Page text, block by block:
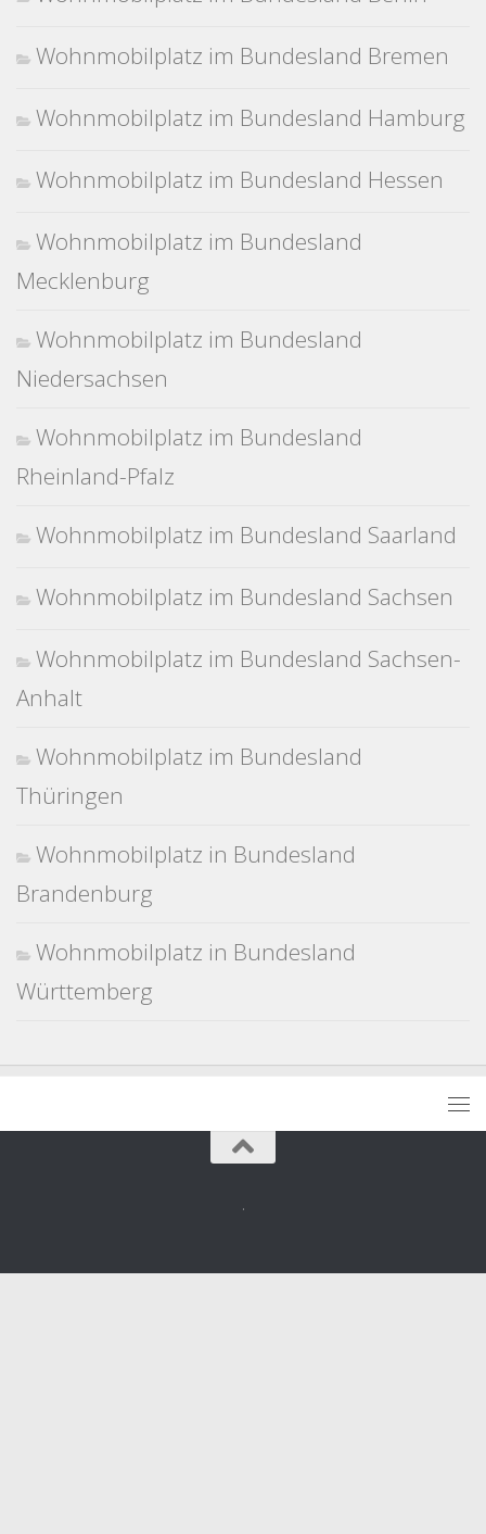
Wohnmobilplatz im Bundesland Bremen
Wohnmobilplatz im Bundesland Hamburg
Wohnmobilplatz im Bundesland Hessen
Wohnmobilplatz im Bundesland
Mecklenburg
Wohnmobilplatz im Bundesland
Niedersachsen
Wohnmobilplatz im Bundesland
Rheinland-Pfalz
Wohnmobilplatz im Bundesland Saarland
Wohnmobilplatz im Bundesland Sachsen
Wohnmobilplatz im Bundesland Sachsen-
Anhalt
Wohnmobilplatz im Bundesland
Thüringen
Wohnmobilplatz in Bundesland
Brandenburg
Wohnmobilplatz in Bundesland
Württemberg
.